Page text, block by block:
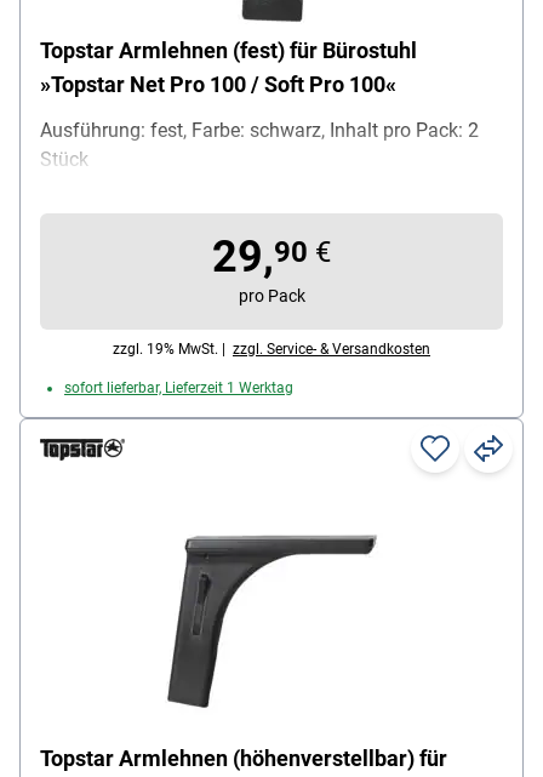
Topstar Armlehnen (fest) für Bürostuhl
»Topstar Net Pro 100 / Soft Pro 100«
Ausführung: fest, Farbe: schwarz, Inhalt pro Pack: 2
Stück
29,90 €
pro Pack
zzgl. 19% MwSt. | zzgl. Service- & Versandkosten
sofort lieferbar, Lieferzeit 1 Werktag
Topstar Armlehnen (höhenverstellbar) für